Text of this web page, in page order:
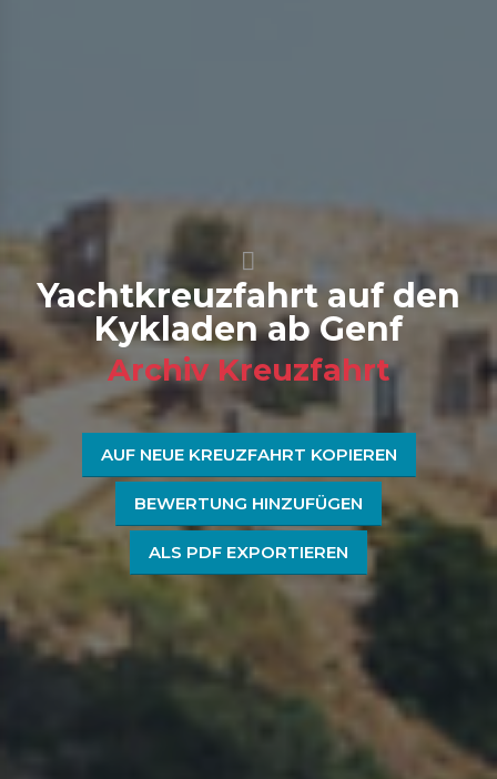
Yachtkreuzfahrt auf den
Kykladen ab Genf
Archiv Kreuzfahrt
AUF NEUE KREUZFAHRT KOPIEREN
BEWERTUNG HINZUFÜGEN
ALS PDF EXPORTIEREN